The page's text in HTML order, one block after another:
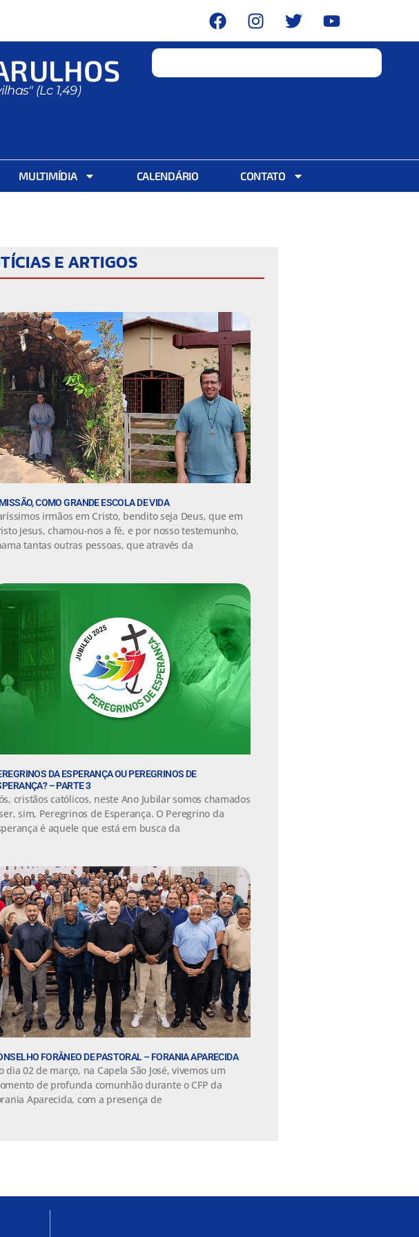
(Lc 1,49)
MULTIMÍDIA CALENDÁRIO CONTATO
E ARTIGOS
COMO GRANDE ESCOLA DE VIDA
irmãos em Cristo, bendito seja Deus, que em
Jesus, chamou-nos a fé, e por nosso testemunho,
tantas outras pessoas, que através da
DA ESPERANÇA OU PEREGRINOS DE
– PARTE 3
cristãos católicos, neste Ano Jubilar somos chamados
sim, Peregrinos de Esperança. O Peregrino da
é aquele que está em busca da
FORÂNEO DE PASTORAL – FORANIA APARECIDA
dia 02 de março, na Capela São José, vivemos um
de profunda comunhão durante o CFP da
Aparecida, com a presença de